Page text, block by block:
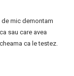
mic demontam
sau care avea
ca le testez.